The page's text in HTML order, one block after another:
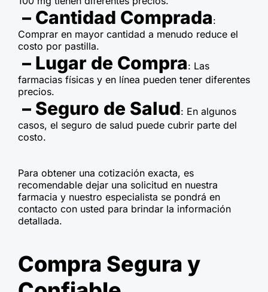
– Cantidad Comprada:
Comprar en mayor cantidad a menudo reduce el
costo por pastilla.
– Lugar de Compra: Las
farmacias físicas y en línea pueden tener diferentes
precios.
– Seguro de Salud: En algunos
casos, el seguro de salud puede cubrir parte del
costo.
Para obtener una cotización exacta, es
recomendable dejar una solicitud en nuestra
farmacia y nuestro especialista se pondrá en
contacto con usted para brindar la información
detallada.
Compra Segura y